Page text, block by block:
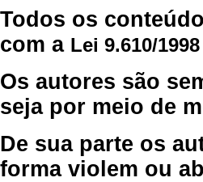
Todos os
com a Lei 9.610/1998
Os autores são
seja por meio de
De sua parte os
forma violem ou